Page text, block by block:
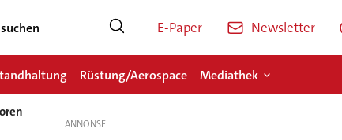
E-Paper Newsletter
Rüstung/Aerospace Mediathek